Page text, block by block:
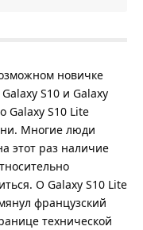
S10 и Galaxy
Galaxy S10 Lite
Многие люди
этот раз наличие
О Galaxy S10 Lite
французский
технической